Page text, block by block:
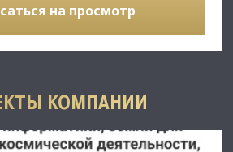
на просмотр
КОМПАНИИ